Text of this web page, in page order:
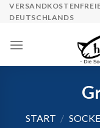
Skip
DEUTSCHLANDS
START /